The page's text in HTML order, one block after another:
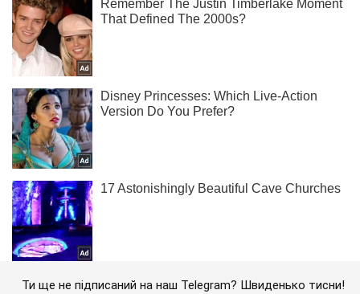
Ти ще не підписаний на наш Telegram? Швиденько тисни!